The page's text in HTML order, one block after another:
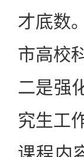
才底数
市高校
二是强
究生工